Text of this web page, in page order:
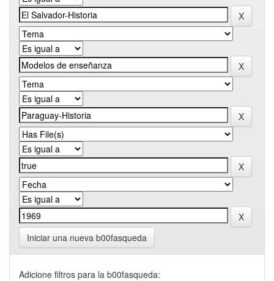
Iniciar una nueva b00fasqueda
Adicione filtros para la b00fasqueda: